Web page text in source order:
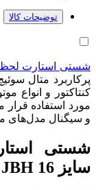
توضیحات کالا
شستی استارت لحظه ای
پرکاربرد متال
کنتاکتور و انواع
مورد استفاده
و سیگنال مدل‌های
شستی
سایز 16 JBH